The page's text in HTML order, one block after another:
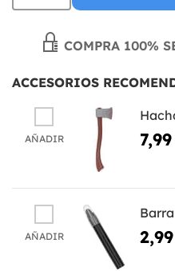
COMPRA 100%
ACCESORIOS
AÑADIR
AÑADIR